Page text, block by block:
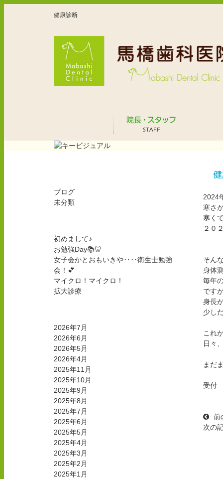
健康診断
ホーム
ブログ
未分類
初めまして♪
お勉強Day📚🦷
女子会かとおもいきや‥‥衛生士勉強
会！💕
マイクロ！マイクロ！
拡大診療
2026年7月
2026年6月
2026年5月
2026年4月
2025年11月
2025年10月
2025年9月
2025年8月
2025年7月
2025年6月
2025年5月
2025年4月
2025年3月
2025年2月
2025年1月
2024
寒さ
寒く
２０
そん
身体
毎年
です
身長
少し
これ
日々
まだ
受付
前
次の